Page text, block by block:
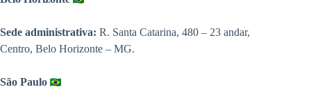
Sede administrativa: R. Santa Catarina, 480 – 23 andar,
Centro, Belo Horizonte – MG.
São Paulo